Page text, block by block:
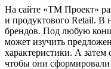
На сайте «ТМ Проект»
и продуктового Retail. В
брендов. Под любую
может изучить
характеристики. А
чтобы они сформировали